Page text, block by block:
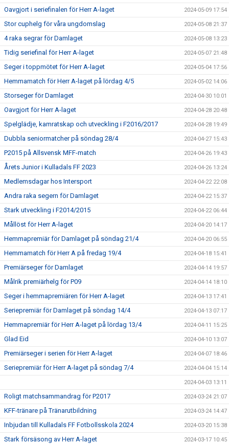
Oavgjort i seriefinalen för Herr A-laget 2024-05-09 17:54
Stor cuphelg för våra ungdomslag 2024-05-08 21:37
4 raka segrar för Damlaget 2024-05-08 13:23
Tidig seriefinal för Herr A-laget 2024-05-07 21:48
Seger i toppmötet för Herr A-laget 2024-05-04 17:56
Hemmamatch för Herr A-laget på lördag 4/5 2024-05-02 14:06
Storseger för Damlaget 2024-04-30 10:01
Oavgjort för Herr A-laget 2024-04-28 20:48
Spelglädje, kamratskap och utveckling i F2016/2017 2024-04-28 19:49
Dubbla seniormatcher på söndag 28/4 2024-04-27 15:43
P2015 på Allsvensk MFF-match 2024-04-26 19:43
Årets Junior i Kulladals FF 2023 2024-04-26 13:24
Medlemsdagar hos Intersport 2024-04-22 22:08
Andra raka segern för Damlaget 2024-04-22 15:37
Stark utveckling i F2014/2015 2024-04-22 06:44
Mållöst för Herr A-laget 2024-04-20 14:17
Hemmapremiär för Damlaget på söndag 21/4 2024-04-20 06:55
Hemmamatch för Herr A på fredag 19/4 2024-04-18 15:41
Premiärseger för Damlaget 2024-04-14 19:57
Målrik premiärhelg för P09 2024-04-14 18:10
Seger i hemmapremiären för Herr A-laget 2024-04-13 17:41
Seriepremiär för Damlaget på söndag 14/4 2024-04-13 07:17
Hemmapremiär för Herr A-laget på lördag 13/4 2024-04-11 15:25
Glad Eid 2024-04-10 13:07
Premiärseger i serien för Herr A-laget 2024-04-07 18:46
Seriepremiär för Herr A-laget på söndag 7/4 2024-04-04 15:14
2024-04-03 13:11
Roligt matchsammandrag för P2017 2024-03-24 21:07
KFF-tränare på Tränarutbildning 2024-03-24 14:47
Inbjudan till Kulladals FF Fotbollsskola 2024 2024-03-20 15:38
Stark försäsong av Herr A-laget 2024-03-17 10:45